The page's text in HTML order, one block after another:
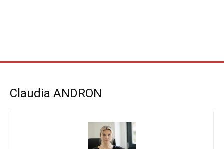
Claudia ANDRON